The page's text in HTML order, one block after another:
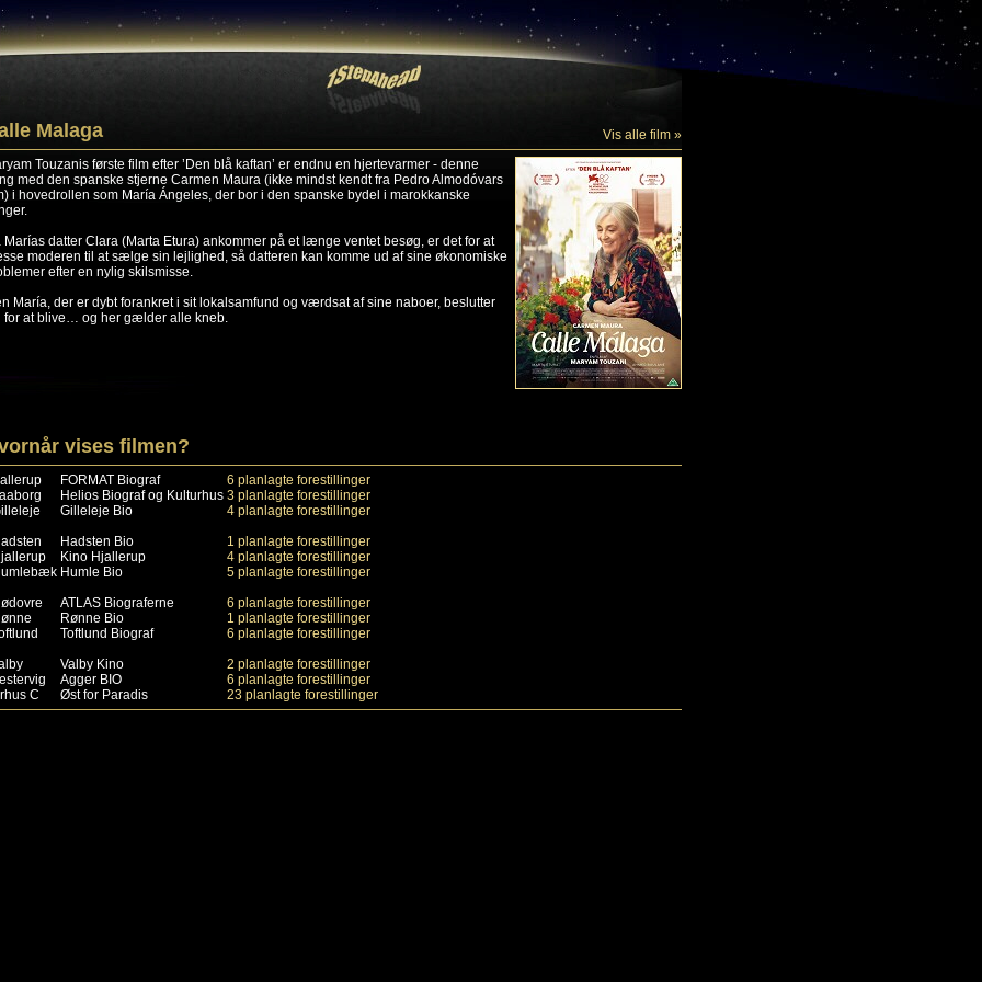
Malaga
Vis alle film »
Touzanis første film efter ’Den blå kaftan’ er endnu en hjertevarmer - denne
med den spanske stjerne Carmen Maura (ikke mindst kendt fra Pedro Almodóvars
i hovedrollen som María Ángeles, der bor i den spanske bydel i marokkanske
Marías datter Clara (Marta Etura) ankommer på et længe ventet besøg, er det for at
moderen til at sælge sin lejlighed, så datteren kan komme ud af sine økonomiske
efter en nylig skilsmisse.
María, der er dybt forankret i sit lokalsamfund og værdsat af sine naboer, beslutter
for at blive… og her gælder alle kneb.
vises filmen?
FORMAT Biograf
6 planlagte forestillinger
Helios Biograf og Kulturhus 3 planlagte forestillinger
Gilleleje Bio
4 planlagte forestillinger
Hadsten Bio
1 planlagte forestillinger
Kino Hjallerup
4 planlagte forestillinger
Humle Bio
5 planlagte forestillinger
ATLAS Biograferne
6 planlagte forestillinger
Rønne Bio
1 planlagte forestillinger
Toftlund Biograf
6 planlagte forestillinger
Valby Kino
2 planlagte forestillinger
Agger BIO
6 planlagte forestillinger
C Øst for Paradis 23 planlagte forestillinger